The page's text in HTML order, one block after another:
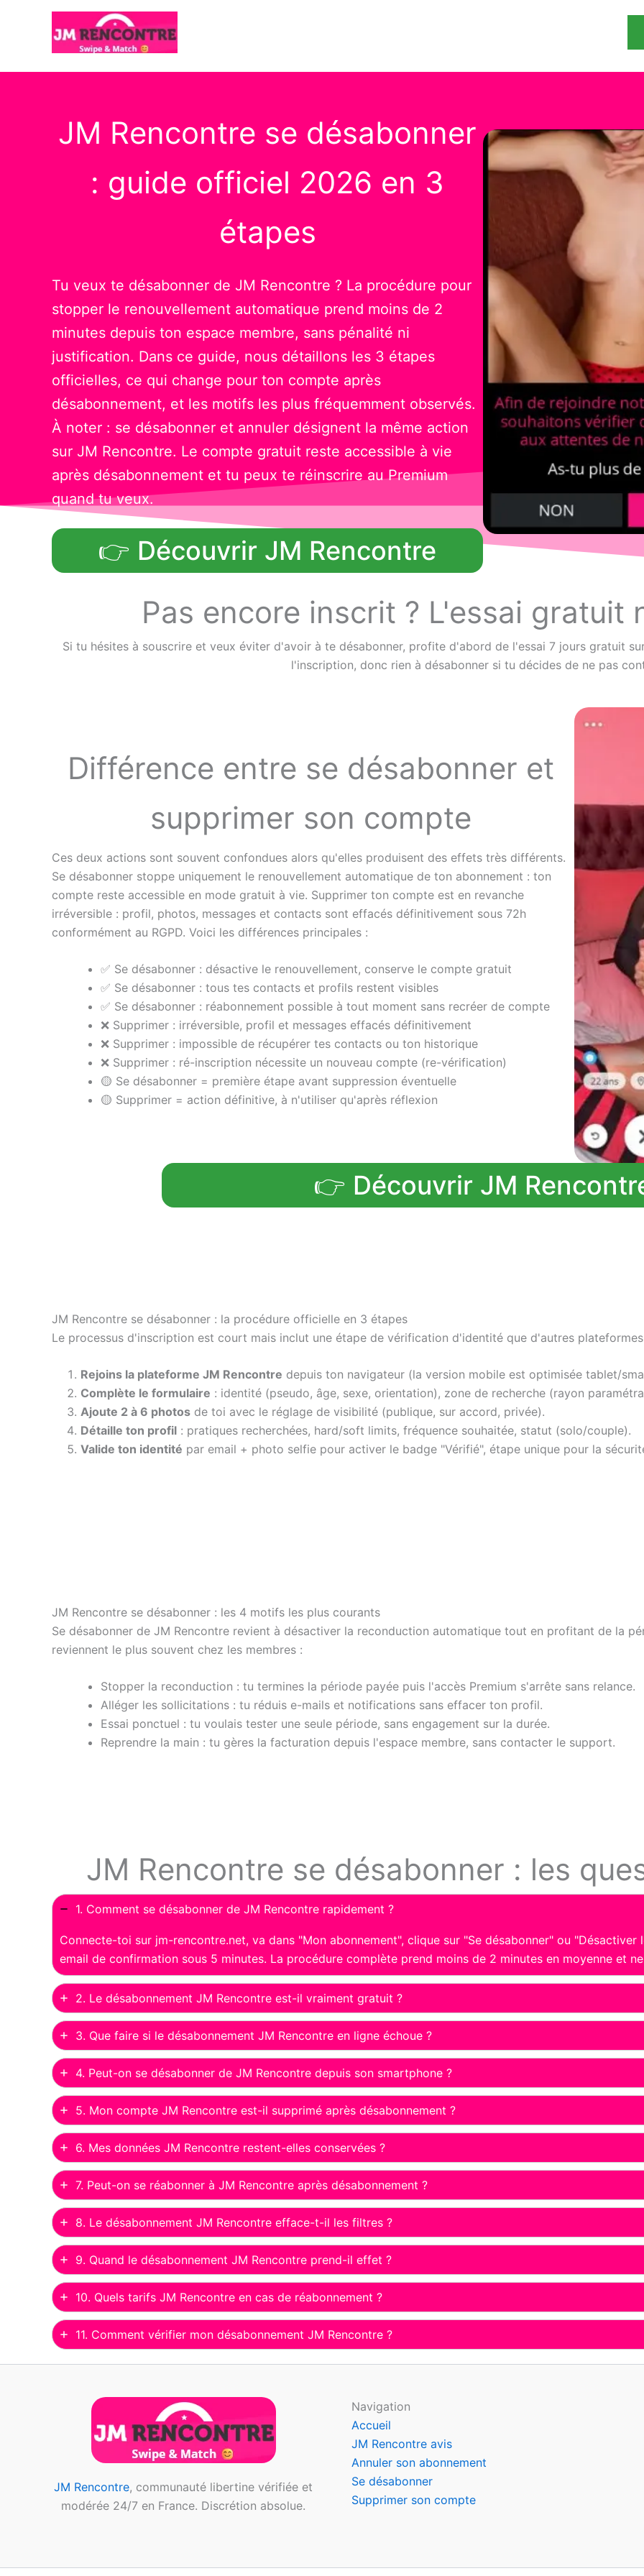
JM Rencontre se désabonner
: guide officiel 2026 en 3
étapes
Tu veux te désabonner de JM Rencontre ? La procédure pour
stopper le renouvellement automatique prend moins de 2
minutes depuis ton espace membre, sans pénalité ni
justification. Dans ce guide, nous détaillons les 3 étapes
officielles, ce qui change pour ton compte après
désabonnement, et les motifs les plus fréquemment observés.
À noter : se désabonner et annuler désignent la même action
sur JM Rencontre. Le compte gratuit reste accessible à vie
après désabonnement et tu peux te réinscrire au Premium
quand tu veux.
👉 Découvrir JM Rencontre
Pas encore inscrit ? L'essai gratuit
Si tu hésites à souscrire et veux éviter d'avoir à te désabonner, profite d'abord de l'essai 7 jours gratuit
l'inscription, donc rien à désabonner si tu décides de ne pas
Différence entre se désabonner et
supprimer son compte
Ces deux actions sont souvent confondues alors qu'elles produisent des effets très différents.
Se désabonner stoppe uniquement le renouvellement automatique de ton abonnement : ton
compte reste accessible en mode gratuit à vie. Supprimer ton compte est en revanche
irréversible : profil, photos, messages et contacts sont effacés définitivement sous 72h
conformément au RGPD. Voici les différences principales :
✅ Se désabonner : désactive le renouvellement, conserve le compte gratuit
✅ Se désabonner : tous tes contacts et profils restent visibles
✅ Se désabonner : réabonnement possible à tout moment sans recréer de compte
❌ Supprimer : irréversible, profil et messages effacés définitivement
❌ Supprimer : impossible de récupérer tes contacts ou ton historique
❌ Supprimer : ré-inscription nécessite un nouveau compte (re-vérification)
🟡 Se désabonner = première étape avant suppression éventuelle
🟡 Supprimer = action définitive, à n'utiliser qu'après réflexion
👉 Découvrir JM
JM Rencontre se désabonner : la procédure officielle en 3 étapes
Le processus d'inscription est court mais inclut une étape de vérification d'identité que d'autres
Rejoins la plateforme JM Rencontre depuis ton navigateur (la version mobile est optimisée tablet/
Complète le formulaire : identité (pseudo, âge, sexe, orientation), zone de recherche (rayon
Ajoute 2 à 6 photos de toi avec le réglage de visibilité (publique, sur accord, privée).
Détaille ton profil : pratiques recherchées, hard/soft limits, fréquence souhaitée, statut (solo/couple).
Valide ton identité par email + photo selfie pour activer le badge "Vérifié", étape unique pour la
JM Rencontre se désabonner : les 4 motifs les plus courants
Se désabonner de JM Rencontre revient à désactiver la reconduction automatique tout en profitant de la
reviennent le plus souvent chez les membres :
Stopper la reconduction : tu termines la période payée puis l'accès Premium s'arrête sans relance.
Alléger les sollicitations : tu réduis e-mails et notifications sans effacer ton profil.
Essai ponctuel : tu voulais tester une seule période, sans engagement sur la durée.
Reprendre la main : tu gères la facturation depuis l'espace membre, sans contacter le support.
JM Rencontre se désabonner : les
1. Comment se désabonner de JM Rencontre rapidement ?
Connecte-toi sur jm-rencontre.net, va dans "Mon abonnement", clique sur "Se désabonner" ou
email de confirmation sous 5 minutes. La procédure complète prend moins de 2 minutes en moyenne et
2. Le désabonnement JM Rencontre est-il vraiment gratuit ?
3. Que faire si le désabonnement JM Rencontre en ligne échoue ?
4. Peut-on se désabonner de JM Rencontre depuis son smartphone ?
5. Mon compte JM Rencontre est-il supprimé après désabonnement ?
6. Mes données JM Rencontre restent-elles conservées ?
7. Peut-on se réabonner à JM Rencontre après désabonnement ?
8. Le désabonnement JM Rencontre efface-t-il les filtres ?
9. Quand le désabonnement JM Rencontre prend-il effet ?
10. Quels tarifs JM Rencontre en cas de réabonnement ?
11. Comment vérifier mon désabonnement JM Rencontre ?
JM Rencontre, communauté libertine vérifiée et
modérée 24/7 en France. Discrétion absolue.
Navigation
Accueil
JM Rencontre avis
Annuler son abonnement
Se désabonner
Supprimer son compte